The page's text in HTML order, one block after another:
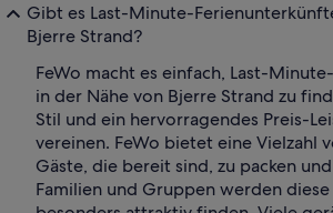
Gibt es Last-Minute-
Bjerre Strand?
FeWo macht es einfach, Last-
in der Nähe von Bjerre Strand zu
Stil und ein hervorragendes Preis-
vereinen. FeWo bietet eine Vielzahl
Gäste, die bereit sind, zu packen
Familien und Gruppen werden